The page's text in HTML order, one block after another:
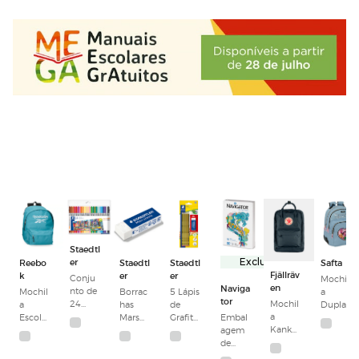
Reebo
k
Mochil
a
Escolar
Porta-
compu
Staedtl
er
Conju
nto de
24
marca
dores
Staedtl
er
Borrac
has
Mars
Plastic
Staedtl
er
5 Lápis
de
Grafite
HB
Noris
Exclusivo
Naviga
tor
Embal
agem
de
Papel
Fjällräv
en
Mochil
a
Kanke
n
Laptop
Safta
Mochil
a
Dupla
com
Rebor